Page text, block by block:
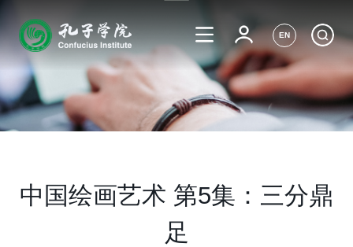
EN
中国绘画艺术 第5集：三分鼎
足